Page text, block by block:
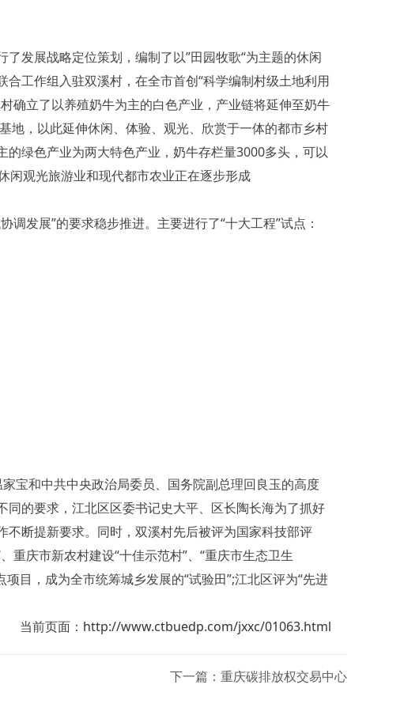
发展战略定位策划，编制了以”田园牧歌“为主题的休闲
工作组入驻双溪村，在全市首创“科学编制村级土地利用
确立了以养殖奶牛为主的白色产业，产业链将延伸至奶牛
地，以此延伸休闲、体验、观光、欣赏于一体的都市乡村
绿色产业为两大特色产业，奶牛存栏量3000多头，可以
闲观光旅游业和现代都市农业正在逐步形成
发展”的要求稳步推进。主要进行了“十大工程”试点：
和中共中央政治局委员、国务院副总理回良玉的高度
的要求，江北区区委书记史大平、区长陶长海为了抓好
断提新要求。同时，双溪村先后被评为国家科技部评
重庆市新农村建设“十佳示范村”、“重庆市生态卫生
目，成为全市统筹城乡发展的“试验田”;江北区评为“先进
当前页面： http://www.ctbuedp.com/jxxc/01063.html
下一篇：重庆碳排放权交易中心